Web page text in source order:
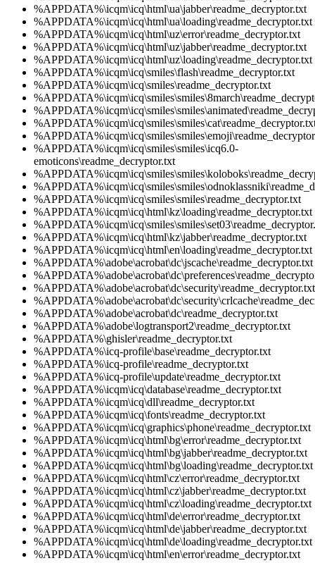
%APPDATA%\icqm\icq\html\ua\jabber\readme_decryptor.txt
%APPDATA%\icqm\icq\html\ua\loading\readme_decryptor.txt
%APPDATA%\icqm\icq\html\uz\error\readme_decryptor.txt
%APPDATA%\icqm\icq\html\uz\jabber\readme_decryptor.txt
%APPDATA%\icqm\icq\html\uz\loading\readme_decryptor.txt
%APPDATA%\icqm\icq\smiles\flash\readme_decryptor.txt
%APPDATA%\icqm\icq\smiles\readme_decryptor.txt
%APPDATA%\icqm\icq\smiles\smiles\icq6.0-
emoticons\readme_decryptor.txt
%APPDATA%\icqm\icq\smiles\smiles\readme_decryptor.txt
%APPDATA%\icqm\icq\html\kz\loading\readme_decryptor.txt
%APPDATA%\icqm\icq\html\kz\jabber\readme_decryptor.txt
%APPDATA%\icqm\icq\html\en\loading\readme_decryptor.txt
%APPDATA%\adobe\acrobat\dc\jscache\readme_decryptor.txt
%APPDATA%\adobe\acrobat\dc\security\readme_decryptor.txt
%APPDATA%\adobe\acrobat\dc\readme_decryptor.txt
%APPDATA%\adobe\logtransport2\readme_decryptor.txt
%APPDATA%\ghisler\readme_decryptor.txt
%APPDATA%\icq-profile\base\readme_decryptor.txt
%APPDATA%\icq-profile\readme_decryptor.txt
%APPDATA%\icq-profile\update\readme_decryptor.txt
%APPDATA%\icqm\icq\database\readme_decryptor.txt
%APPDATA%\icqm\icq\dll\readme_decryptor.txt
%APPDATA%\icqm\icq\fonts\readme_decryptor.txt
%APPDATA%\icqm\icq\graphics\phone\readme_decryptor.txt
%APPDATA%\icqm\icq\html\bg\error\readme_decryptor.txt
%APPDATA%\icqm\icq\html\bg\jabber\readme_decryptor.txt
%APPDATA%\icqm\icq\html\bg\loading\readme_decryptor.txt
%APPDATA%\icqm\icq\html\cz\error\readme_decryptor.txt
%APPDATA%\icqm\icq\html\cz\jabber\readme_decryptor.txt
%APPDATA%\icqm\icq\html\cz\loading\readme_decryptor.txt
%APPDATA%\icqm\icq\html\de\error\readme_decryptor.txt
%APPDATA%\icqm\icq\html\de\jabber\readme_decryptor.txt
%APPDATA%\icqm\icq\html\de\loading\readme_decryptor.txt
%APPDATA%\icqm\icq\html\en\error\readme_decryptor.txt